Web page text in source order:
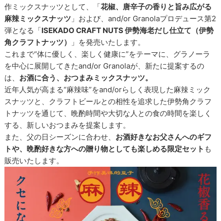
作ミックスナッツとして、「花椒、唐辛子の香りと旨み広がる
麻辣ミックスナッツ 」および、and/or Granolaプロデュース第2
弾となる「ISEKADO CRAFT NUTS 伊勢海老だし仕立て（伊勢
角クラフトナッツ）
」を発売いたします。
これまで“体に優しく、楽しく健康に”をテーマに、グラノーラ
を中心に展開してきたand/or Granolaが、新たに提案するの
は、 お酒に合う、おつまみミックスナッツ。
近年人気が高まる“麻辣味”をand/orらしく表現した麻辣ミック
スナッツと、クラフトビールとの相性を追求した伊勢角クラフ
トナッツを通じて、晩酌時間や大切な人との食の時間を楽しく
する、新しいおつまみを提案します。
また、父の日シーズンに合わせ、 お酒好きなお父さんへのギフ
トや、晩酌好きな方への贈り物としても楽しめる限定セット も
販売いたします。